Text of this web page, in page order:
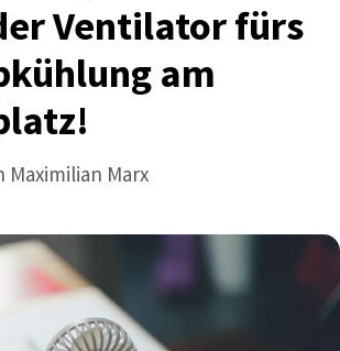
Ventilator fürs
am
Maximilian Marx